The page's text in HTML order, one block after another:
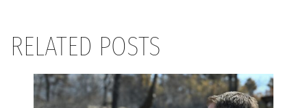
RELATED POSTS